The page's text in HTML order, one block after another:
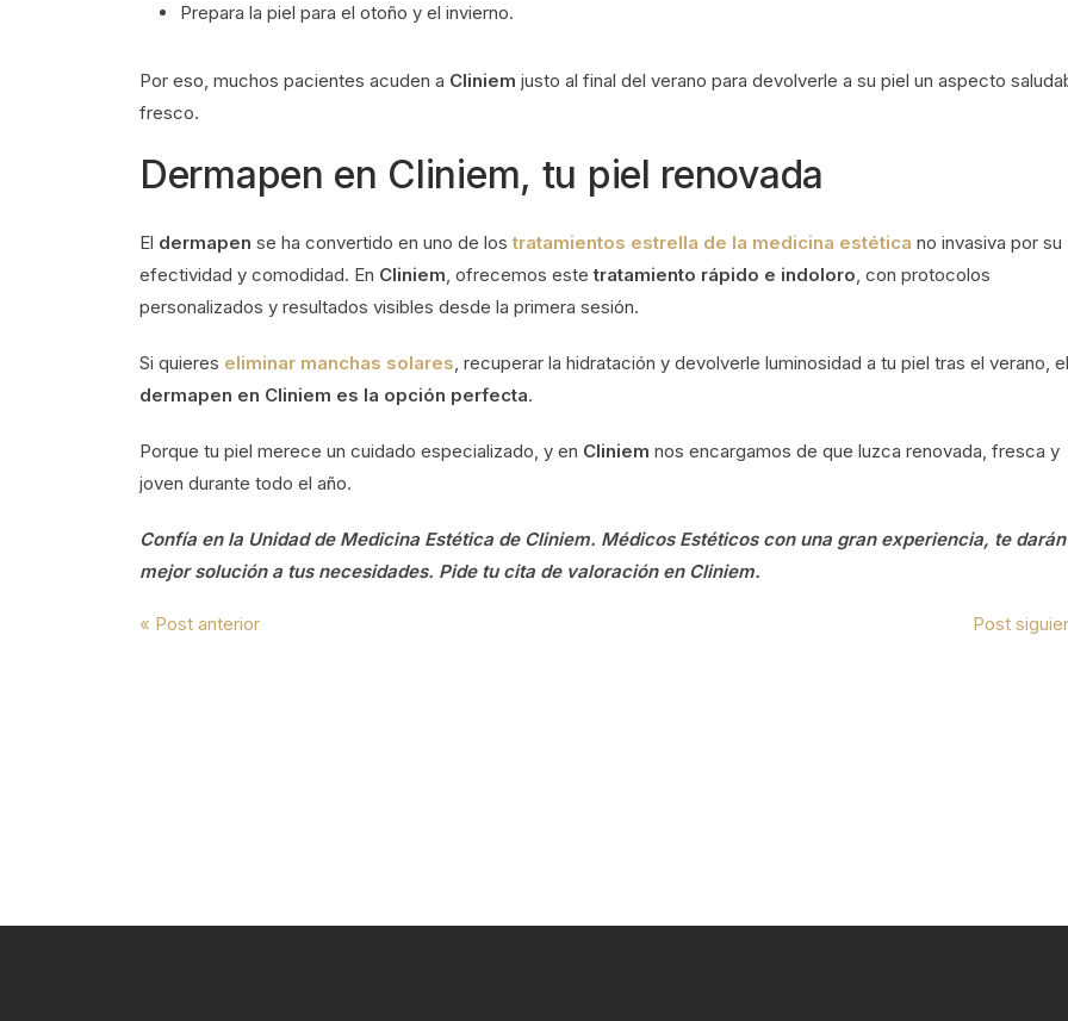
Prepara la piel para el otoño y el invierno.
Por eso, muchos pacientes acuden a Cliniem justo al final del verano para devolverle a su piel un aspecto
fresco.
Dermapen en Cliniem, tu piel renovada
El dermapen se ha convertido en uno de lostratamientos estrella de la medicina estética no invasiva por su
efectividad y comodidad. En Cliniem, ofrecemos estetratamiento rápido e indoloro, con protocolos
personalizados y resultados visibles desde la primera sesión.
Si quieres eliminar manchas solares, recuperar la hidratación y devolverle luminosidad a tu piel tras el verano, el
dermapen en Cliniem es la opción perfecta.
Porque tu piel merece un cuidado especializado, y en Cliniem nos encargamos de que luzca renovada, fresca y
joven durante todo el año.
Confía en la Unidad de Medicina Estética de Cliniem. Médicos Estéticos con una gran experiencia, te
mejor solución a tus necesidades. Pide tu cita de valoración en Cliniem.
Navegación
« Post anterior Post